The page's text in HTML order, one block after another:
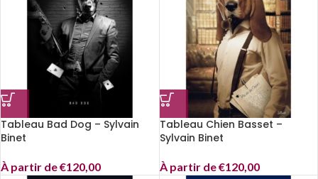
Tableau Bad Dog – Sylvain
Binet
À partir de€120,00
Tableau Chien Basset –
Sylvain Binet
À partir de€120,00